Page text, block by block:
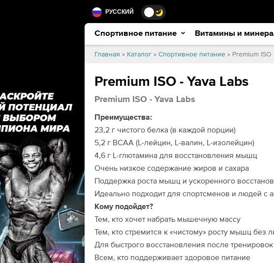
РУССКИЙ
Спортивное питание Витамины и
Главная » Каталог » Спортивное питание » Premium ISO
Premium ISO - Yava Labs
Premium ISO - Yava Labs
Преимущества:
23,2 г чистого белка (в каждой порции)
5,2 г BCAA (L-лейцин, L-валин, L-изолейцин)
4,6 г L-глютамина для восстановления мышц
Очень низкое содержание жиров и сахара
Поддержка роста мышц и ускоренного
Идеально подходит для спортсменов и людей с
Кому подойдет?
Тем, кто хочет набрать мышечную массу
Тем, кто стремится к «чистому» росту мышц без
Для быстрого восстановления после тренировок
Всем, кто поддерживает здоровое питание